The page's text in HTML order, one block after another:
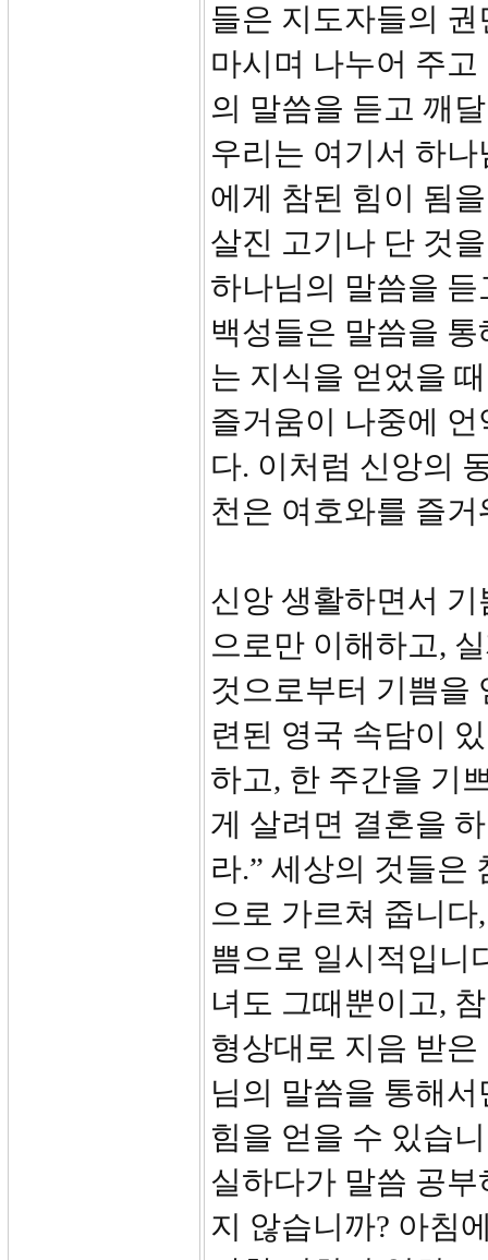
들은 지도자들의
마시며 나누어 주
의 말씀을 듣고 깨
우리는 여기서 하
에게 참된 힘이 됨
살진 고기나 단 것
하나님의 말씀을
백성들은 말씀을
는 지식을 얻었을
즐거움이 나중에
다. 이처럼 신앙의
천은 여호와를 즐
신앙 생활하면서
으로만 이해하고,
것으로부터 기쁨을
련된 영국 속담이
하고, 한 주간을 기
게 살려면 결혼을
라.” 세상의 것들은
으로 가르쳐 줍니
쁨으로 일시적입니
녀도 그때뿐이고,
형상대로 지음 받
님의 말씀을 통해
힘을 얻을 수 있습
실하다가 말씀 공
지 않습니까? 아침